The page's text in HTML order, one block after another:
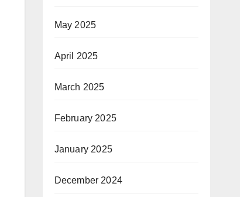
May 2025
April 2025
March 2025
February 2025
January 2025
December 2024